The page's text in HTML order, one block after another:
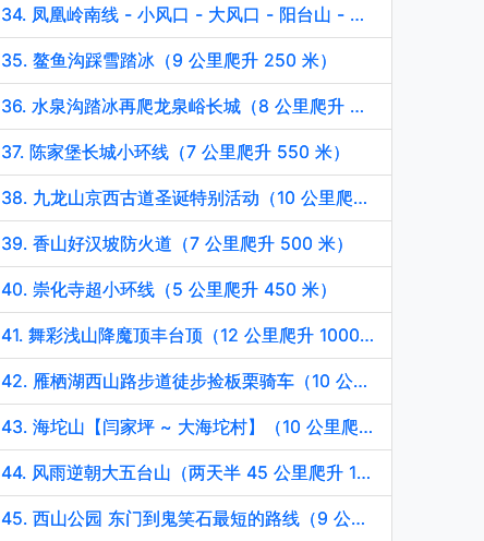
34. 凤凰岭南线 - 小风口 - 大风口 - 阳台山 - 凉水背 - 车耳营环线（12 公里爬升 1050 米）
35. 鳌鱼沟踩雪踏冰（9 公里爬升 250 米）
36. 水泉沟踏冰再爬龙泉峪长城（8 公里爬升 350 米）
37. 陈家堡长城小环线（7 公里爬升 550 米）
38. 九龙山京西古道圣诞特别活动（10 公里爬升 500 米）
39. 香山好汉坡防火道（7 公里爬升 500 米）
40. 崇化寺超小环线（5 公里爬升 450 米）
41. 舞彩浅山降魔顶丰台顶（12 公里爬升 1000 米）
42. 雁栖湖西山路步道徒步捡板栗骑车（10 公里爬升 100 米）
43. 海坨山【闫家坪 ~ 大海坨村】（10 公里爬升 600 米）
44. 风雨逆朝大五台山（两天半 45 公里爬升 1800 米）
45. 西山公园 东门到鬼笑石最短的路线（9 公里爬升 500 米）